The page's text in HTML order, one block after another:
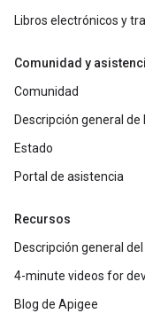
Libros electrónicos y
Comunidad y
Comunidad
Descripción general de
Estado
Portal de asistencia
Recursos
Descripción general
4-minute videos for
Blog de Apigee